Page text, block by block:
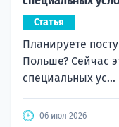
Статья
Планируете
Польше? Сейчас
специальных ус...
06 июл 2026